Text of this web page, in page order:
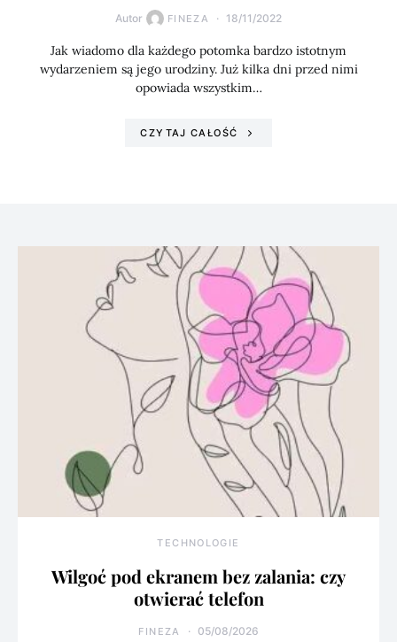
Autor FINEZA 18/11/2022
Jak wiadomo dla każdego potomka bardzo istotnym
wydarzeniem są jego urodziny. Już kilka dni przed nimi
opowiada wszystkim…
CZYTAJ CAŁOŚĆ
TECHNOLOGIE
Wilgoć pod ekranem bez zalania: czy
otwierać telefon
FINEZA 05/08/2026